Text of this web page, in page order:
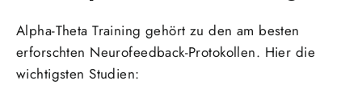
Alpha-Theta Training gehört zu den am besten
erforschten Neurofeedback-Protokollen. Hier die
wichtigsten Studien: